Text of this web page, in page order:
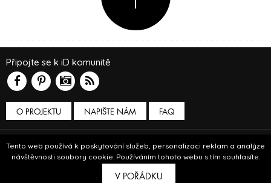
Tento web používá k poskytování služeb, personalizaci reklam a analýze
návštěvnosti soubory cookie. Používáním tohoto webu s tím souhlasíte.
V POŘÁDKU
O PROJEKTU NAPIŠTE NÁM
Připojte se k iD komunitě
FAQ
Podmínky používání
© Insidecor 2013-2019.